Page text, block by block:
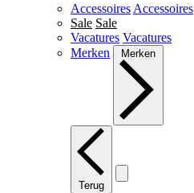
Accessoires Accessoires
Sale Sale
Vacatures Vacatures
Merken
Merken
Terug